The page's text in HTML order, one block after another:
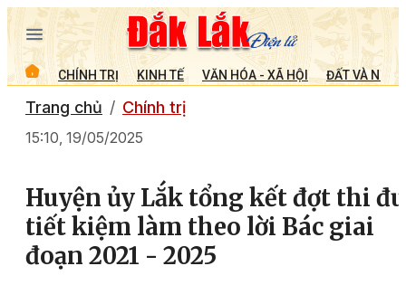
CHÍNH TRỊ KINH TẾ VĂN HÓA - XÃ HỘI ĐẤT VÀ
Trang chủ Chính trị
15:10, 19/05/2025
Huyện ủy Lắk tổng kết đợt thi
tiết kiệm làm theo lời Bác giai
đoạn 2021 - 2025